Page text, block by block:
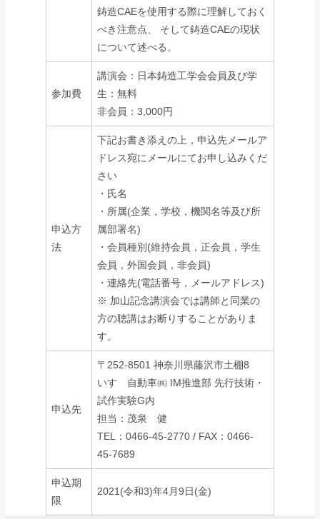
鋳造CAEを使用する際に理解しておく
べき注意点、 そして鋳造CAEの現状
について述べる。
参加費
講演会：日本鋳造工学会会員及び学
生：無料
非会員：3,000円
申込方
法
下記お書き添えの上，申込先メールア
ドレス宛にメールにてお申し込みくだ
さい
・氏名
・所属(企業，学校，機関名等及び所
属部署名)
・会員種別(維持会員，正会員，学生
会員，外国会員，非会員)
・連絡先(電話番号，メールアドレス)
※ 加山記念講演会では講師と同業の
方の聴講はお断りすることがありま
す。
申込先
〒252-8501 神奈川県藤沢市土棚8
いすゞ自動車㈱ IM推進部 先行技術・
試作実験G内
担当：茂泉 健
TEL：0466-45-2770 / FAX：0466-
45-7689
申込期
限
2021(令和3)年4月9日(金)